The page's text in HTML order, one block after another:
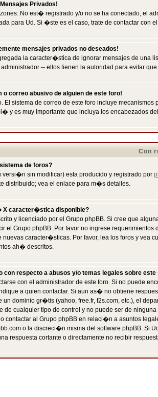
Privados!
No est� registrado y/o no se ha conectado, el
para Ud. Si �ste es el caso, trate de contactar con
mensajes privados no deseados!
la caracter�stica de ignorar mensajes de una
-- ellos tienen la autoridad para evitar
correo abusivo de alguien de este foro!
El sistema de correo de este foro incluye
y es muy importante que incluya los encabezados
Con
de foros?
versi�n sin modificar) esta producido y registrado por
distribuido; vea el enlace para m�s detalles.
caracter�stica disponible?
y licenciado por el Grupo phpBB. Si cree que
el Grupo phpBB. Por favor no ingrese
nuevas caracter�sticas. Por favor, lea los foros y vea
ah� descritos.
respecto a abusos y/o temas legales sobre este
con el administrador de este foro. Si no puede
a quien contactar. Si aun as� no obtiene
un dominio gr�tis (yahoo, free.fr, f2s.com, etc.), el
de cualquier tipo de control y no puede ser de
contactar al Grupo phpBB en relaci�n a asuntos
o la discreci�n misma del software phpBB. Si
respuesta cortante o directamente no recibir